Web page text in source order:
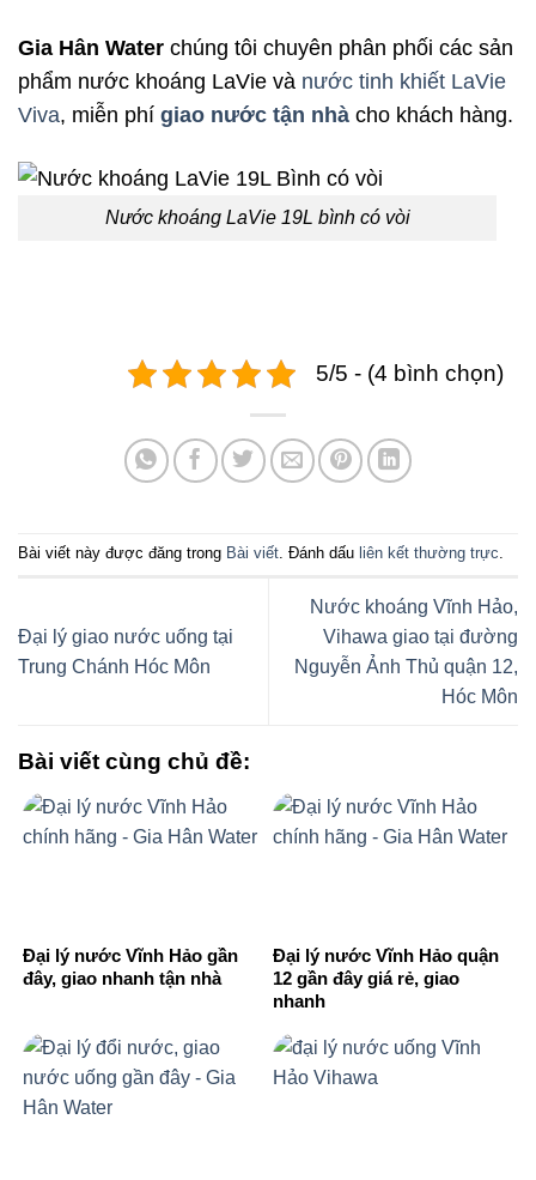
Gia Hân Water chúng tôi chuyên phân phối các sản
phẩm nước khoáng LaVie và nước tinh khiết LaVie
Viva, miễn phí giao nước tận nhà cho khách hàng.
Nước khoáng LaVie 19L bình có vòi
5/5 - (4 bình chọn)
Bài viết này được đăng trong Bài viết. Đánh dấu liên kết thường trực.
Đại lý giao nước uống tại
Trung Chánh Hóc Môn
Nước khoáng Vĩnh Hảo,
Vihawa giao tại đường
Nguyễn Ảnh Thủ quận 12,
Hóc Môn
Bài viết cùng chủ đề:
Đại lý nước Vĩnh Hảo gần
đây, giao nhanh tận nhà
Đại lý nước Vĩnh Hảo quận
12 gần đây giá rẻ, giao
nhanh